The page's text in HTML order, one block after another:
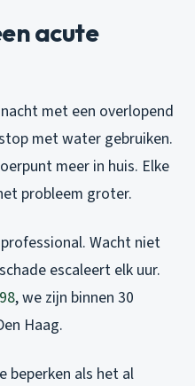
acute
met een overlopend
met water gebruiken.
meer in huis. Elke
probleem groter.
Wacht niet
escaleert elk uur.
, we zijn binnen 30
Haag.
beperken als het al